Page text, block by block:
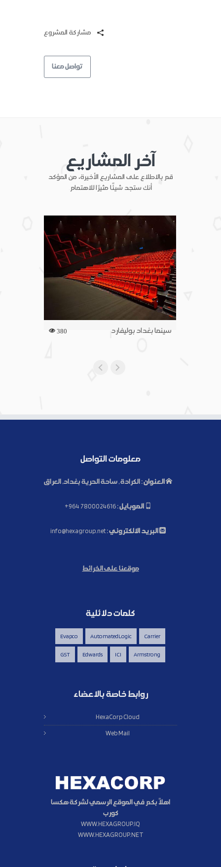
تواصل معنا
آخر المشاريع
قم بالاطلاع على المشاريع الأخيرة، من المؤكد
أنك ستجد شيئًا مثيرًا للاهتمام.
380 سينما بغداد بوليفارد
معلومات التواصل
العنوان : الكرادة , ساحة الحرية بغداد, العراق
الموبايل : +964 7800024616
البريد الالكتروني :info@hexagroup.net
موقعنا على الخرائط
كلمات دلائلية
Carrier
AutomatedLogic
Evapco
Armstrong
ICI
Edwards
GST
روابط خاصة بالاعضاء
HexaCorp Cloud
Web Mail
اهلاً بكم في الموقع الرسمي لشركة هكسا
كورب
WWW.HEXAGROUP.IQ
WWW.HEXAGROUP.NET